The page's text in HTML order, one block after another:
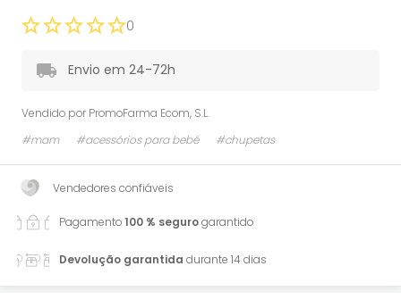
0
Envio em 24-72h
Vendido por PromoFarma Ecom, S.L.
#mam
#acessórios para bebé #chupetas
Vendedores confiáveis
Pagamento100 % segurogarantido
Devolução garantida durante 14 dias